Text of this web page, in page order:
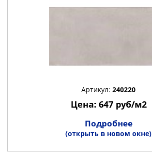
Артикул: 240220
Цена: 647 руб/м2
Подробнее
(открыть в новом окне)